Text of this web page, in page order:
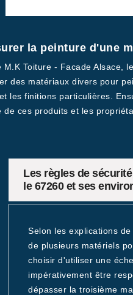
la peinture d'une
Toiture - Facade
des matériaux divers pour
les finitions particulières.
ces produits et les
Les règles de
le 67260 et ses
Selon les explications
de plusieurs matériels
choisir d'utiliser une
impérativement être
dépasser la troisième